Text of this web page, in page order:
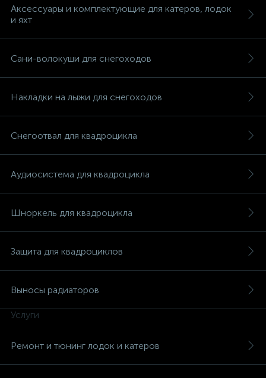
Аксессуары и комплектующие для катеров, лодок
и яхт
Сани-волокуши для снегоходов
Накладки на лыжи для снегоходов
Снегоотвал для квадроцикла
Аудиосистема для квадроцикла
Шноркель для квадроцикла
Защита для квадроциклов
Выносы радиаторов
Услуги
Ремонт и тюнинг лодок и катеров